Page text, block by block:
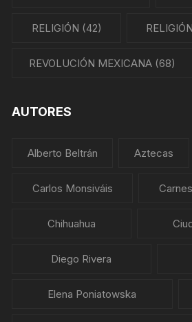
RELIGIÓN (42)
REVOLUCIÓN MEXICANA (68)
AUTORES
Alberto Beltrán Aztecas
Carlos Monsiváis Carnes
Chihuahua
Diego Rivera
Elena Poniatowska